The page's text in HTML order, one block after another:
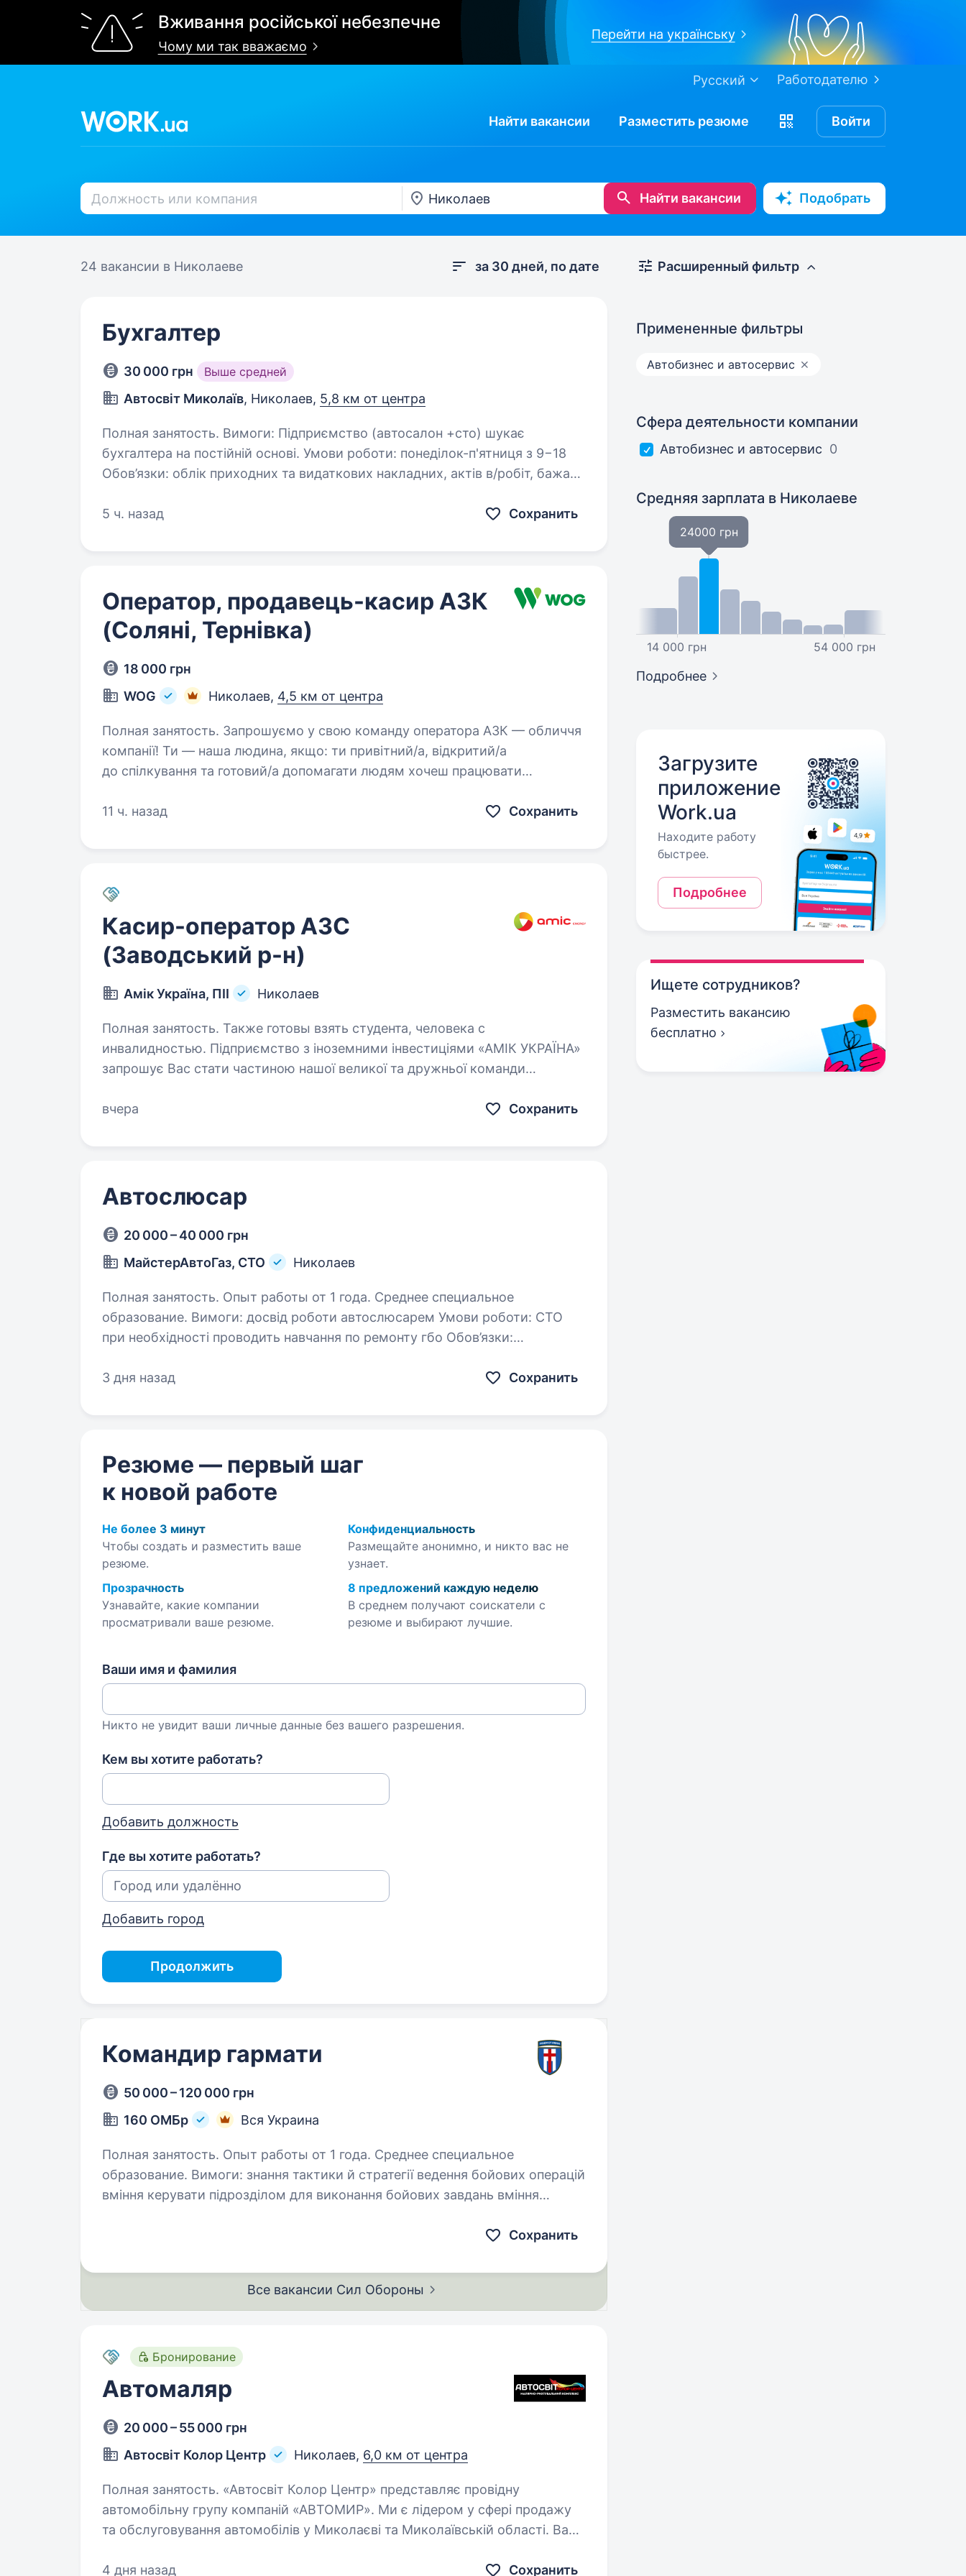
Вживання російської небезпечне
Чому ми так вважаємо
Перейти на українську
Работодателю
Русский
Найти вакансии Разместить резюме Войти
Найти вакансии Подобрать
24 вакансии в Николаеве за 30 дней, по дате
Бухгалтер
30 000 грн Выше средней
Автосвіт Миколаїв, Николаев, 5,8 км от центра
Полная занятость. Вимоги: Підприємство (автосалон +сто) шукає
бухгалтера на постійній основі. Умови роботи: понеділок-п'ятниця з 9−18
Обов’язки: облік приходних та видаткових накладних, актів в/робіт, бажано
5 ч. назад
Сохранить
Оператор, продавець-касир АЗК
(Соляні, Тернівка)
18 000 грн
WOG
Николаев, 4,5 км от центра
Полная занятость. Запрошуємо у свою команду оператора АЗК — обличчя
компанії! Ти — наша людина, якщо: ти привітний/а, відкритий/а
до спілкування та готовий/а допомагати людям хочеш працювати
11 ч. назад
Сохранить
Касир-оператор АЗС
(Заводський р-н)
Амік Україна, ПІІ Николаев
Полная занятость. Также готовы взять студента, человека с
инвалидностью. Підприємство з іноземними інвестиціями «АМІК УКРАЇНА»
запрошує Вас стати частиною нашої великої та дружньої команди
мережа з європейськими стандартами…
вчера Сохранить
Автослюсар
20 000 – 40 000 грн
МайстерАвтоГаз, СТО
Николаев
Полная занятость. Опыт работы от 1 года. Среднее специальное
образование. Вимоги: досвід роботи автослюсарем Умови роботи: СТО
при необхідності проводить навчання по ремонту гбо Обов’язки:
на автомобілі
3 дня назад Сохранить
Резюме — первый шаг
к новой работе
Не более 3 минут
Чтобы создать и разместить ваше
резюме.
Конфиденциальность
Размещайте анонимно, и никто вас не
узнает.
Прозрачность
Узнавайте, какие компании
просматривали ваше резюме.
8 предложений каждую неделю
В среднем получают соискатели с
резюме и выбирают лучшие.
Ваши имя и фамилия
Никто не увидит ваши личные данные без вашего разрешения.
Кем вы хотите работать?
Добавить должность
Где вы хотите работать?
Добавить город
Продолжить
Командир гармати
50 000 – 120 000 грн
160 ОМБр
Вся Украина
Полная занятость. Опыт работы от 1 года. Среднее специальное
образование. Вимоги: знання тактики й стратегії ведення бойових операцій
вміння керувати підрозділом для виконання бойових завдань вміння
Сохранить
Все вакансии Сил Обороны
Бронирование
Автомаляр
20 000 – 55 000 грн
Автосвіт Колор Центр
Николаев, 6,0 км от центра
Полная занятость. «Автосвіт Колор Центр» представляє провідну
автомобільну групу компаній «АВТОМИР». Ми є лідером у сфері продажу
та обслуговування автомобілів у Миколаєві та Миколаївській області. Ваш
4 дня назад
Сохранить
Расширенный фильтр
Примененные фильтры
Автобизнес и автосервис
Сфера деятельности компании
Автобизнес и автосервис 0
Средняя зарплата в Николаеве
14 000 грн
24000 грн
54 000 грн
Подробнее
Загрузите
приложение
Work.ua
Находите работу
быстрее.
Подробнее
Ищете сотрудников?
Разместить вакансию
бесплатно